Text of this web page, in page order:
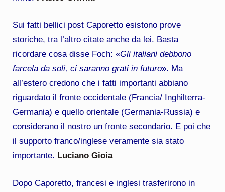
Sui fatti bellici post Caporetto esistono prove
storiche, tra l’altro citate anche da lei. Basta
ricordare cosa disse Foch: «Gli italiani debbono
farcela da soli, ci saranno grati in futuro». Ma
all’estero credono che i fatti importanti abbiano
riguardato il fronte occidentale (Francia/ Inghilterra-
Germania) e quello orientale (Germania-Russia) e
considerano il nostro un fronte secondario. E poi che
il supporto franco/inglese veramente sia stato
importante. Luciano Gioia
Dopo Caporetto, francesi e inglesi trasferirono in